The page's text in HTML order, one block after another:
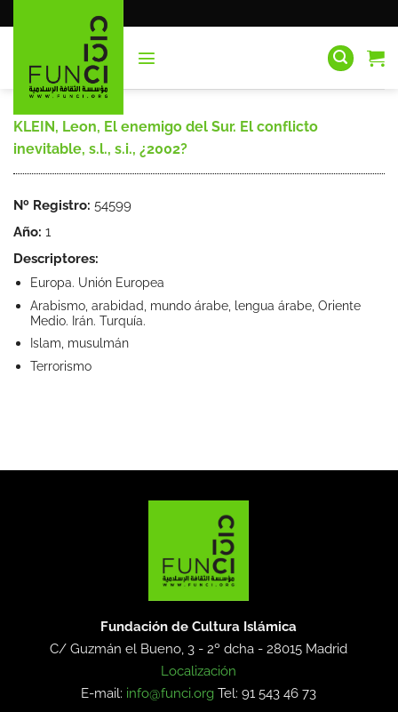
al
KLEIN, Leon, El enemigo del Sur. El conflicto
inevitable, s.l., s.i., ¿2002?
Nº Registro: 54599
Año: 1
Descriptores:
Europa. Unión Europea
Arabismo, arabidad, mundo árabe, lengua árabe, Oriente
Medio. Irán. Turquía.
Islam, musulmán
Terrorismo
Fundación de Cultura Islámica
C/ Guzmán el Bueno, 3 - 2º dcha -28015 Madrid
Localización
E-mail: info@funci.org Tel: 91 543 46 73